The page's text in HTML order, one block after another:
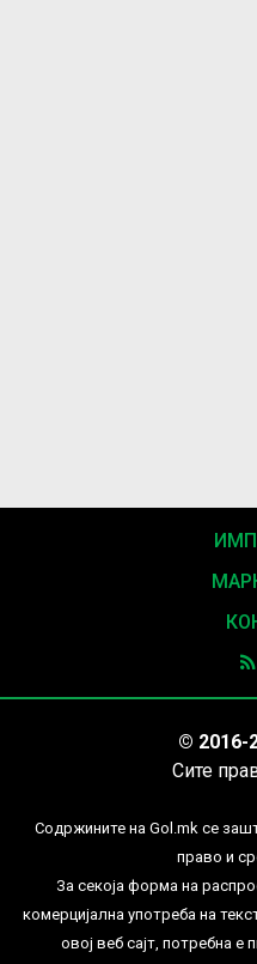
© 2016-
Сите
Содржините на Gol.mk се
право и
За секоја форма на
комерцијална употреба на
овој веб сајт, потребна е